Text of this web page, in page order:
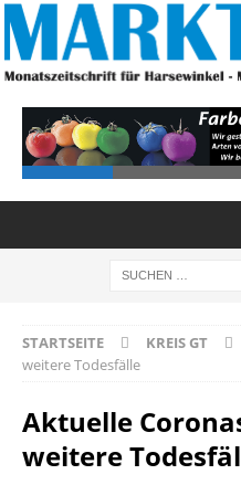
STARTSEITE KREIS GT
weitere Todesfälle
Aktuelle
weitere